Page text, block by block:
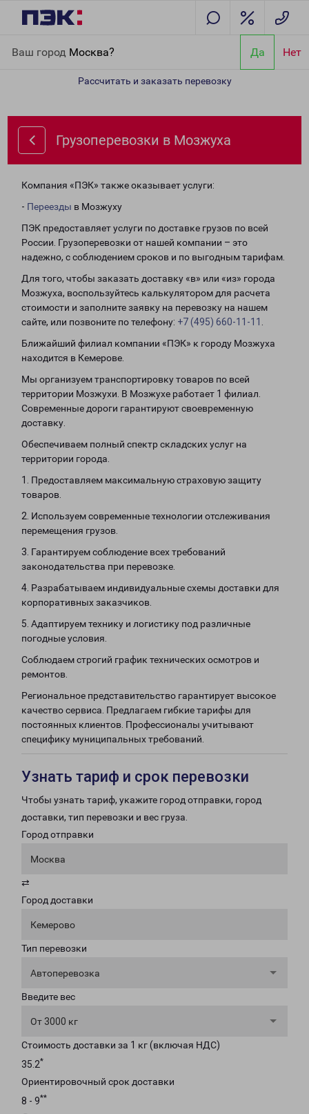
Ваш город Москва? Да Нет
Рассчитать и заказать перевозку
Грузоперевозки в Мозжуха
Компания «ПЭК» также оказывает услуги:
- Переезды в Мозжуху
ПЭК предоставляет услуги по доставке грузов по всей
России. Грузоперевозки от нашей компании – это
надежно, с соблюдением сроков и по выгодным тарифам.
Для того, чтобы заказать доставку «в» или «из» города
Мозжуха, воспользуйтесь калькулятором для расчета
стоимости и заполните заявку на перевозку на нашем
сайте, или позвоните по телефону: +7 (495) 660-11-11
Ближайший филиал компании «ПЭК» к городу Мозжуха
находится в Кемерове.
Мы организуем транспортировку товаров по всей
территории Мозжухи. В Мозжухе работает 1 филиал.
Современные дороги гарантируют своевременную
доставку.
Обеспечиваем полный спектр складских услуг на
территории города.
1. Предоставляем максимальную страховую защиту
товаров.
2. Используем современные технологии отслеживания
перемещения грузов.
3. Гарантируем соблюдение всех требований
законодательства при перевозке.
4. Разрабатываем индивидуальные схемы доставки для
корпоративных заказчиков.
5. Адаптируем технику и логистику под различные
погодные условия.
Соблюдаем строгий график технических осмотров и
ремонтов.
Региональное представительство гарантирует высокое
качество сервиса. Предлагаем гибкие тарифы для
постоянных клиентов. Профессионалы учитывают
специфику муниципальных требований.
Узнать тариф и срок перевозки
Чтобы узнать тариф, укажите город отправки, город
доставки, тип перевозки и вес груза.
Город отправки
Москва
⇄
Город доставки
Кемерово
Тип перевозки
Автоперевозка
Введите вес
От 3000 кг
Стоимость доставки за 1 кг (включая НДС)
35.2*
Ориентировочный срок доставки
8 - 9**